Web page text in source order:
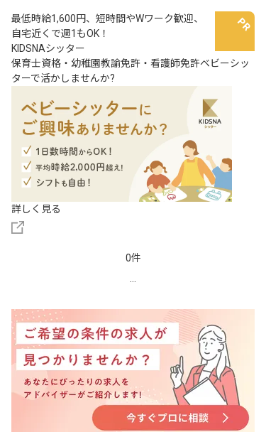
最低時給1,600円、短時間やWワーク歓迎、
自宅近くで週1もOK！
KIDSNAシッター
保育士資格・幼稚園教諭免許・看護師免許ベビーシッ
ターで活かしませんか?
詳しく見る
0件